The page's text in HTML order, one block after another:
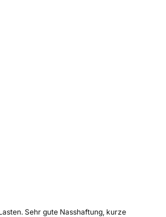
Sehr gute Nasshaftung, kurze